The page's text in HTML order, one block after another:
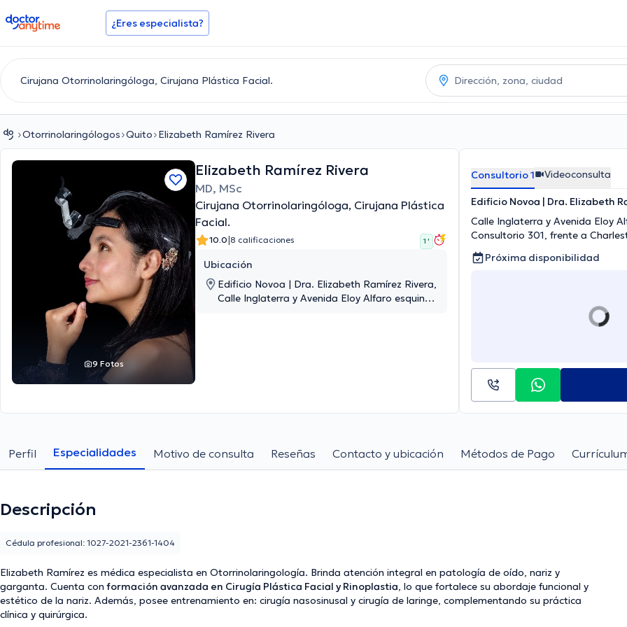
doctoranytime ¿Eres especialista?
Otorrinolaringólogos Quito Elizabeth Ramírez Rivera
9 Fotos
Elizabeth Ramírez Rivera
MD, MSc
Cirujana Otorrinolaringóloga, Cirujana Plástica
Facial.
10.0|8 calificaciones 1 '
Ubicación
Edificio Novoa | Dra. Elizabeth Ramírez Rivera,
Calle Inglaterra y Avenida Eloy Alfaro esquina.,
Consultorio 1 Videoconsulta
Edificio Novoa | Dra. Elizabeth
Calle Inglaterra y Avenida Eloy
Consultorio 301, frente a
Próxima disponibilidad
Perfil Especialidades Motivo de consulta Reseñas Contacto y ubicación Métodos de Pago
Descripción
Elizabeth Ramírez es médica especialista en Otorrinolaringología. Brinda atención integral en patología de oído, nariz y
garganta. Cuenta con formación avanzada en Cirugía Plástica Facial y Rinoplastia, lo que fortalece su abordaje funcional y
estético de la nariz. Además, posee entrenamiento en: cirugía nasosinusal y cirugía de laringe, complementando su práctica
clínica y quirúrgica.
Cédula profesional: 1027-2021-2361-1404